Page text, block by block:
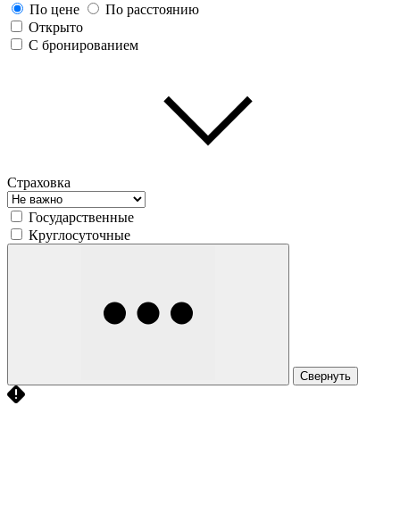
По цене
По расстоянию
Открыто
С бронированием
Страховка
Государственные
Круглосуточные
Свернуть